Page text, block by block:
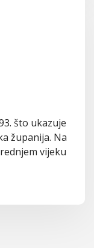
što ukazuje
županija. Na
vijeku